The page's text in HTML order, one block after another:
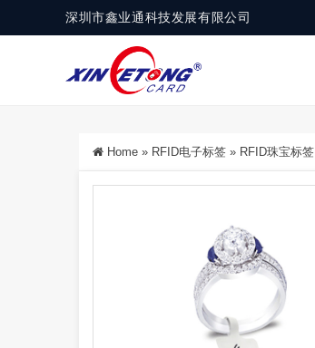
深圳市鑫业通科技发展有限公司
Home » RFID电子标签 » RFID珠宝标签